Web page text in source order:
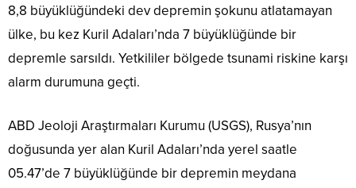
8,8 büyüklüğündeki dev depremin şokunu atlatamayan
ülke, bu kez Kuril Adaları’nda 7 büyüklüğünde bir
depremle sarsıldı. Yetkililer bölgede tsunami riskine karşı
alarm durumuna geçti.
ABD Jeoloji Araştırmaları Kurumu (USGS), Rusya’nın
doğusunda yer alan Kuril Adaları’nda yerel saatle
05.47’de 7 büyüklüğünde bir depremin meydana